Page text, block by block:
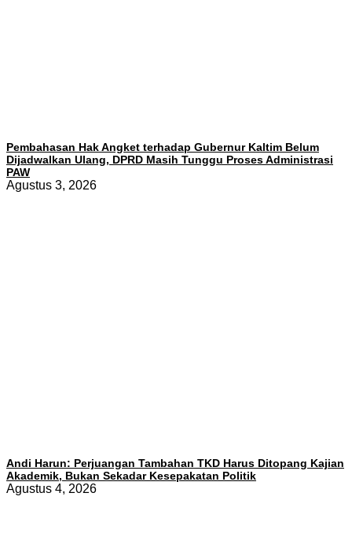
Pembahasan Hak Angket terhadap Gubernur Kaltim Belum
Dijadwalkan Ulang, DPRD Masih Tunggu Proses Administrasi
PAW
Agustus 3, 2026
Andi Harun: Perjuangan Tambahan TKD Harus Ditopang Kajian
Akademik, Bukan Sekadar Kesepakatan Politik
Agustus 4, 2026